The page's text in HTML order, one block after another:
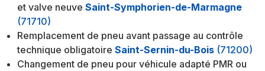
et valve neuve Saint-Symphorien-de-Marmagne
(71710)
Remplacement de pneu avant passage au contrôle
technique obligatoire Saint-Sernin-du-Bois (71200)
Changement de pneu pour véhicule adapté PMR ou